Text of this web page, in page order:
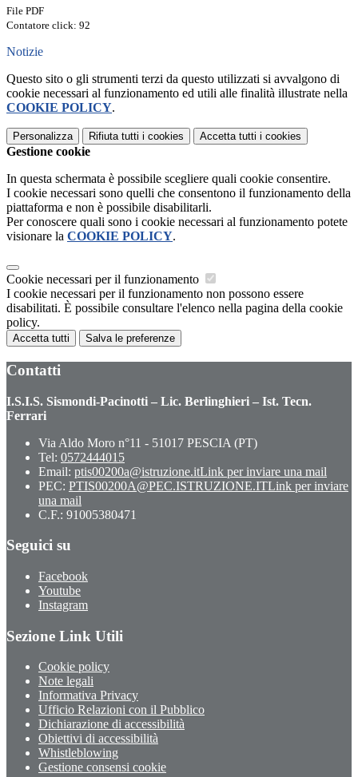
File PDF
Contatore click: 92
Notizie
Questo sito o gli strumenti terzi da questo utilizzati si avvalgono di
cookie necessari al funzionamento ed utili alle finalità illustrate nella
COOKIE POLICY.
Personalizza Rifiuta tutti i cookies Accetta tutti i cookies
Gestione cookie
In questa schermata è possibile scegliere quali cookie consentire.
I cookie necessari sono quelli che consentono il funzionamento della
piattaforma e non è possibile disabilitarli.
Per conoscere quali sono i cookie necessari al funzionamento potete
visionare la COOKIE POLICY.
Cookie necessari per il funzionamento
I cookie necessari per il funzionamento non possono essere
disabilitati. È possibile consultare l'elenco nella pagina della cookie
policy.
Accetta tutti Salva le preferenze
Contatti
I.S.I.S. Sismondi-Pacinotti – Lic. Berlinghieri – Ist. Tecn.
Ferrari
Via Aldo Moro n°11 - 51017 PESCIA (PT)
Tel: 0572444015
Email: ptis00200a@istruzione.itLink per inviare una mail
PEC: PTIS00200A@PEC.ISTRUZIONE.ITLink per inviare
una mail
C.F.: 91005380471
Seguici su
Facebook
Youtube
Instagram
Sezione Link Utili
Cookie policy
Note legali
Informativa Privacy
Ufficio Relazioni con il Pubblico
Dichiarazione di accessibilità
Obiettivi di accessibilità
Whistleblowing
Gestione consensi cookie